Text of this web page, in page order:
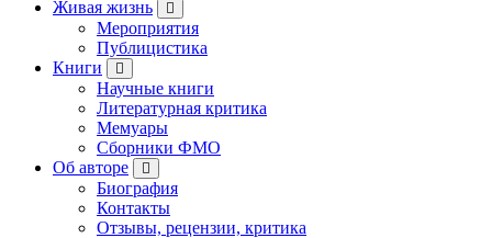
Живая жизнь
Мероприятия
Публицистика
Книги
Научные книги
Литературная критика
Мемуары
Сборники ФМО
Об авторе
Биография
Контакты
Отзывы, рецензии, критика